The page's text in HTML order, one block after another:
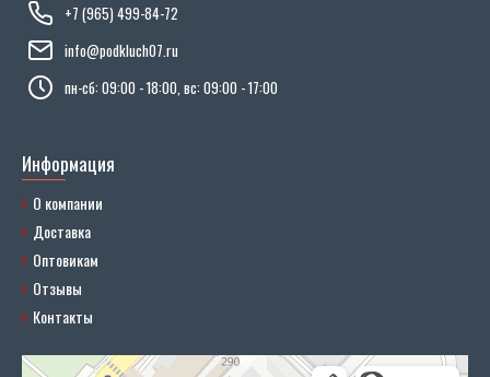
+7 (965) 499-84-72
info@podkluch07.ru
пн-сб: 09:00 - 18:00, вс: 09:00 - 17:00
Информация
О компании
Доставка
Оптовикам
Отзывы
Контакты